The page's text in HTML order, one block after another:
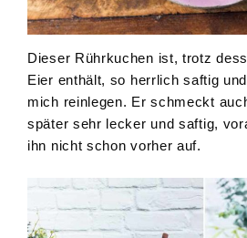
Dieser Rührkuchen ist, trotz
Eier enthält, so herrlich saftig
mich reinlegen. Er schmeckt
später sehr lecker und saftig,
ihn nicht schon vorher auf.